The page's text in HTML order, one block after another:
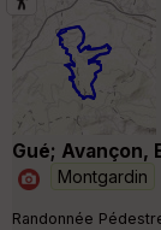
Gué; Avançon,
Montgardin
Randonnée